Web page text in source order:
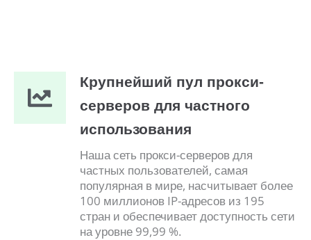
Крупнейший пул прокси-
серверов для частного
использования
Наша сеть прокси-серверов для
частных пользователей, самая
популярная в мире, насчитывает более
100 миллионов IP-адресов из 195
стран и обеспечивает доступность сети
на уровне 99,99 %.